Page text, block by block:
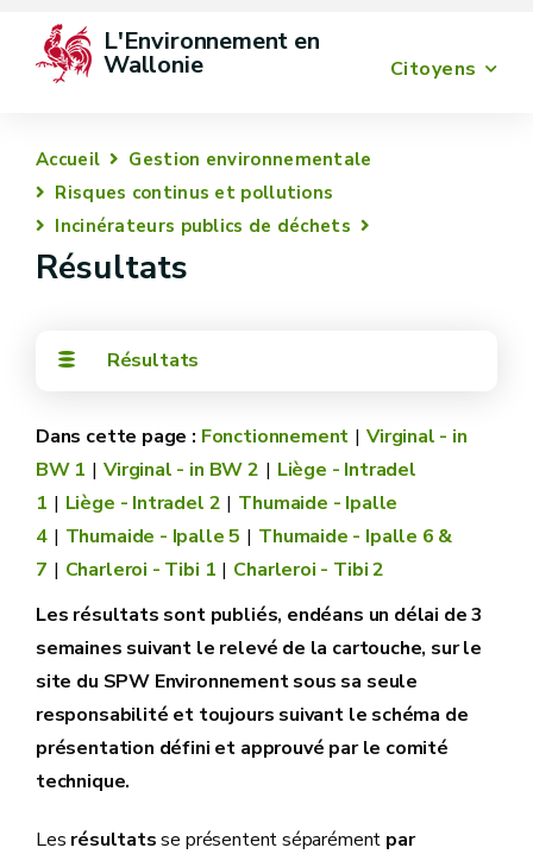
Citoyens
L'Environnement en
Wallonie
Accueil
Gestion environnementale
Risques continus et pollutions
Incinérateurs publics de déchets
Résultats
Résultats
Fonctionnement
Virginal - in
BW 1
Virginal - in BW 2
Liège - Intradel
1
Liège - Intradel 2
Thumaide - Ipalle
4
Thumaide - Ipalle 5
Thumaide - Ipalle 6 &
7
Charleroi - Tibi 1
Charleroi - Tibi 2
Les résultats sont publiés, endéans un délai de 3
semaines suivant le relevé de la cartouche, sur le
site du SPW Environnement sous sa seule
responsabilité et toujours suivant le schéma de
présentation défini et approuvé par le comité
technique.
Les résultatsse présentent séparément par